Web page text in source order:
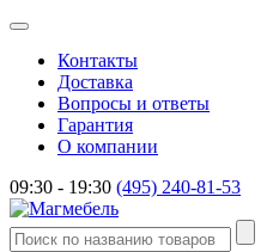
Контакты
Доставка
Вопросы и ответы
Гарантия
О компании
09:30 - 19:30 (495) 240-81-53